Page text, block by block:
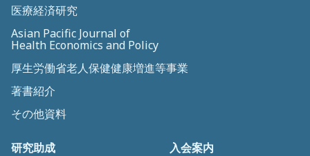
医療経済研究
Asian Pacific Journal of
Health Economics and Policy
厚生労働省老人保健健康増進等事業
著書紹介
その他資料
研究助成
入会案内